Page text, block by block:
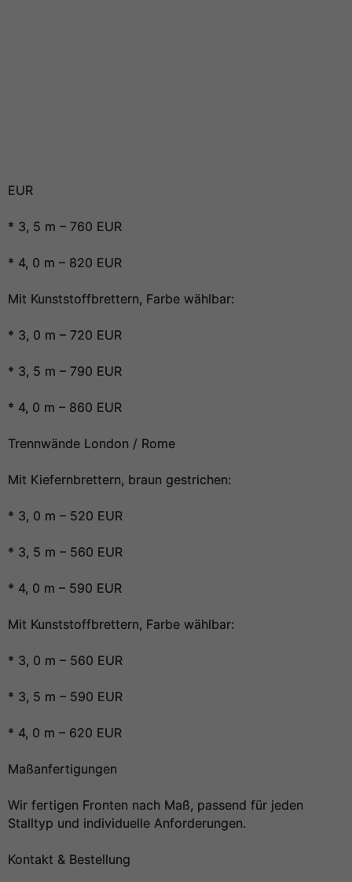
EUR
* 3, 5 m – 760 EUR
* 4, 0 m – 820 EUR
Mit Kunststoffbrettern, Farbe wählbar:
* 3, 0 m – 720 EUR
* 3, 5 m – 790 EUR
* 4, 0 m – 860 EUR
Trennwände London / Rome
Mit Kiefernbrettern, braun gestrichen:
* 3, 0 m – 520 EUR
* 3, 5 m – 560 EUR
* 4, 0 m – 590 EUR
Mit Kunststoffbrettern, Farbe wählbar:
* 3, 0 m – 560 EUR
* 3, 5 m – 590 EUR
* 4, 0 m – 620 EUR
Maßanfertigungen
Wir fertigen Fronten nach Maß, passend für jeden
Stalltyp und individuelle Anforderungen.
Kontakt & Bestellung